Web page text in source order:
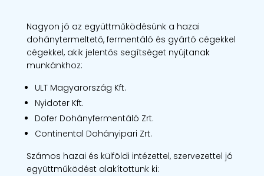
Nagyon jó az együttműködésünk a hazai
dohánytermeltető, fermentáló és gyártó cégekkel
cégekkel, akik jelentős segítséget nyújtanak
munkánkhoz:
ULT Magyarország Kft.
Nyidoter Kft.
Dofer Dohányfermentáló Zrt.
Continental Dohányipari Zrt.
Számos hazai és külföldi intézettel, szervezettel jó
együttműködést alakítottunk ki: